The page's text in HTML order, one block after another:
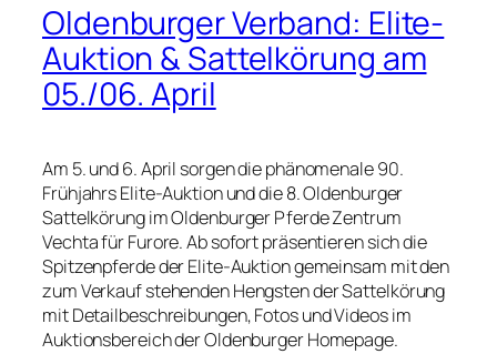
Oldenburger Verband: Elite-
Auktion & Sattelkörung am
05./06. April
Am 5. und 6. April sorgen die phänomenale 90.
Frühjahrs Elite-Auktion und die 8. Oldenburger
Sattelkörung im Oldenburger Pferde Zentrum
Vechta für Furore. Ab sofort präsentieren sich die
Spitzenpferde der Elite-Auktion gemeinsam mit den
zum Verkauf stehenden Hengsten der Sattelkörung
mit Detailbeschreibungen, Fotos und Videos im
Auktionsbereich der Oldenburger Homepage.